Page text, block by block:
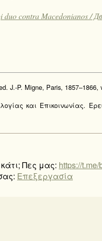
contra Macedonianos /
J.-P. Migne, Paris, 1857–1866,
και Επικοινωνίας.
Πες μας: https://
Επεξεργασία